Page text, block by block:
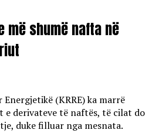
më shumë nafta në
(KRRE) ka marrë
e derivateve të naftës, të cilat do
duke filluar nga mesnata.